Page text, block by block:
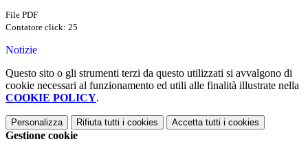
File PDF
Contatore click: 25
Notizie
Questo sito o gli strumenti terzi da questo utilizzati si avvalgono di
cookie necessari al funzionamento ed utili alle finalità illustrate nella
COOKIE POLICY.
Personalizza Rifiuta tutti i cookies Accetta tutti i cookies
Gestione cookie